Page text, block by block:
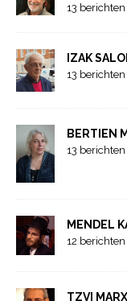
13
IZAK
13
BERTIEN
13
MENDEL
12
TZVI MARX